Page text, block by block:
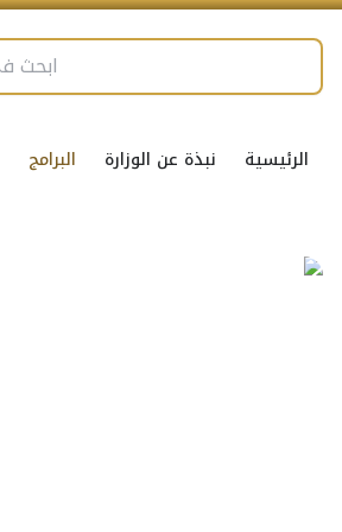
الرئيسية نبذة عن الوزارة البرامج